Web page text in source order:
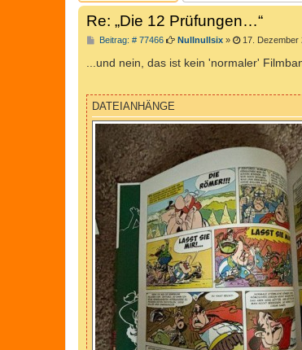
Re: „Die 12 Prüfungen…“
Beitrag: # 77466B
i
g
Nullnullsix» 17. Dezember
...und nein, das ist kein 'normaler'
DATEIANHÄNGE